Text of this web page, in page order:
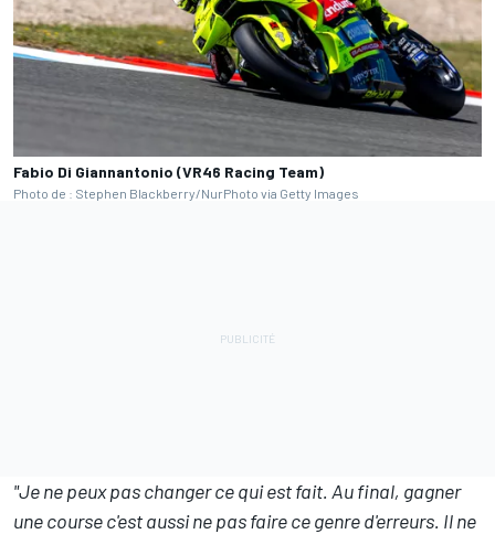
Fabio Di Giannantonio (VR46 Racing Team)
Photo de : Stephen Blackberry/NurPhoto via Getty Images
"Je ne peux pas changer ce qui est fait. Au final, gagner
une course c'est aussi ne pas faire ce genre d'erreurs. Il ne